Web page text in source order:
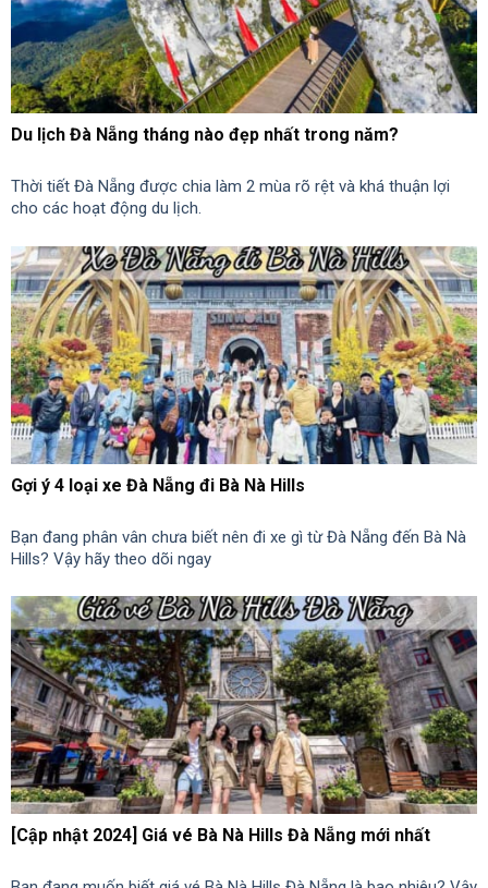
Du lịch Đà Nẵng tháng nào đẹp nhất trong năm?
Thời tiết Đà Nẵng được chia làm 2 mùa rõ rệt và khá thuận lợi
cho các hoạt động du lịch.
Gợi ý 4 loại xe Đà Nẵng đi Bà Nà Hills
Bạn đang phân vân chưa biết nên đi xe gì từ Đà Nẵng đến Bà Nà
Hills? Vậy hãy theo dõi ngay
[Cập nhật 2024] Giá vé Bà Nà Hills Đà Nẵng mới nhất